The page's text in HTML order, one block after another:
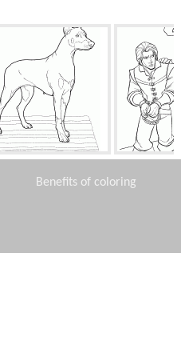
ドーベルマン犬 フリ
Benefits of coloring